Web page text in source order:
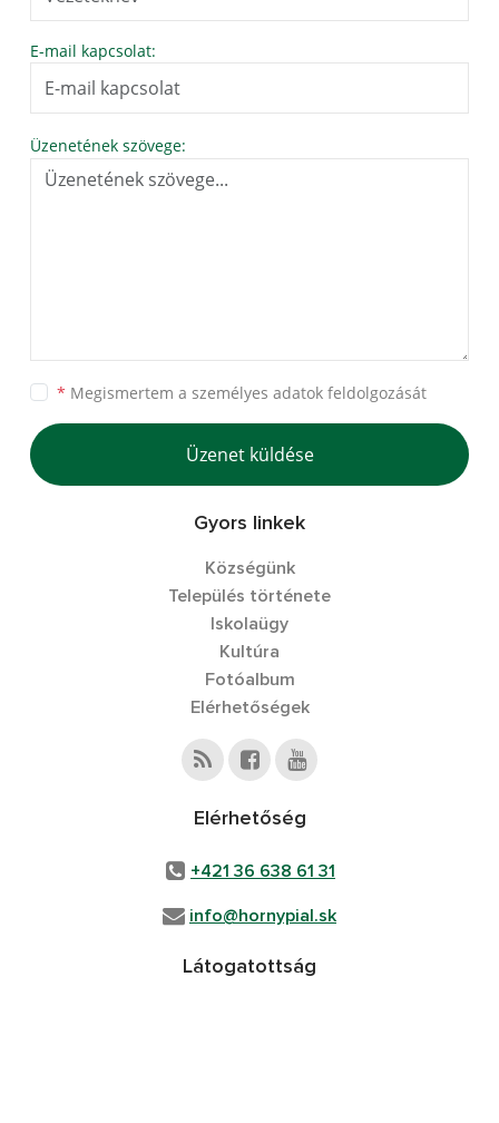
E-mail kapcsolat:
Üzenetének szövege:
* Megismertem a személyes adatok feldolgozását
Üzenet küldése
Gyors linkek
Községünk
Település története
Iskolaügy
Kultúra
Fotóalbum
Elérhetőségek
Elérhetőség
+421 36 638 61 31
info@hornypial.sk
Látogatottság